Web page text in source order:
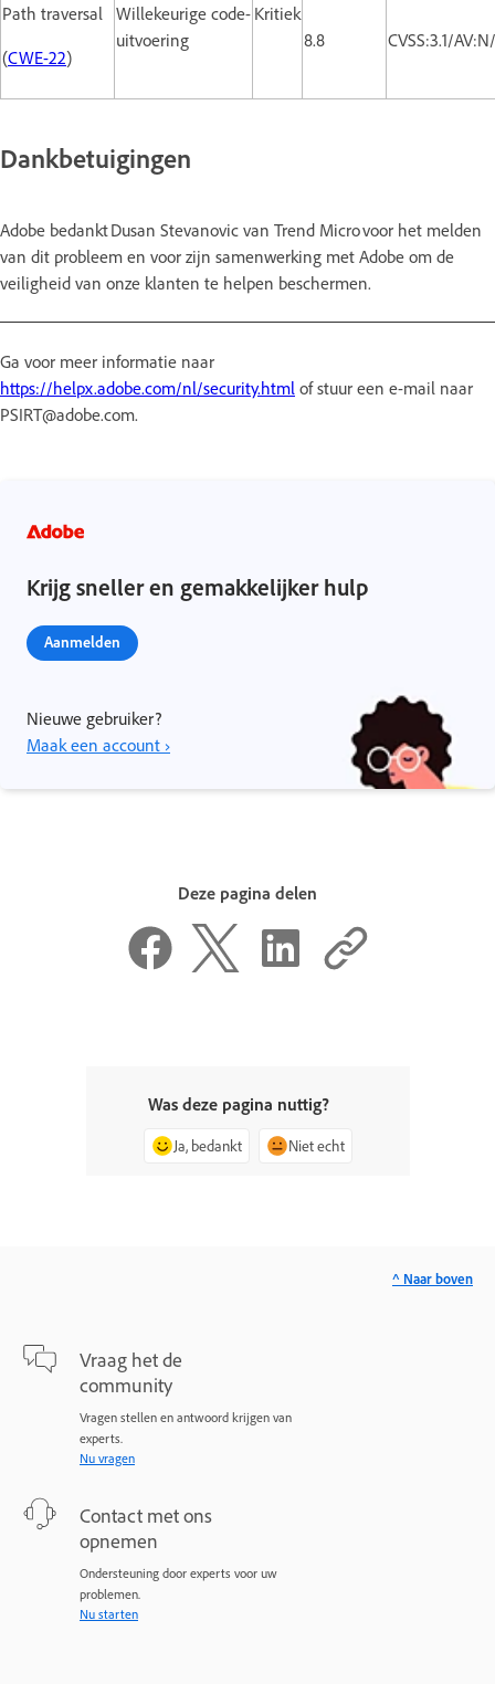
Path traversal
(CWE-22)
Willekeurige code-
uitvoering
Kritiek
8.8
CVSS:3.1/
Dankbetuigingen
Adobe bedankt Dusan Stevanovic van Trend Micro voor het melden
van dit probleem en voor zijn samenwerking met Adobe om de
veiligheid van onze klanten te helpen beschermen.
Ga voor meer informatie naar
https://helpx.adobe.com/nl/security.html of stuur een e-mail naar
PSIRT@adobe.com.
Krijg sneller en gemakkelijker hulp
Aanmelden
Nieuwe gebruiker?
Maak een account ›
Deze pagina delen
Was deze pagina nuttig?
Ja, bedankt Niet echt
Vraag het de
community
Vragen stellen en antwoord krijgen van
experts.
Nu vragen
Contact met ons
opnemen
Ondersteuning door experts voor uw
problemen.
Nu starten
^ Naar boven